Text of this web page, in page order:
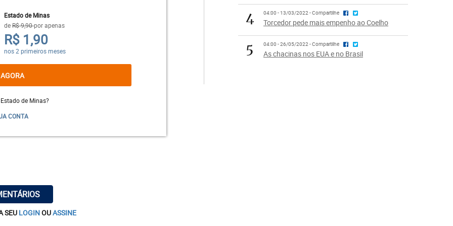
do novo coronavírus. Essa é a
agem pelas costas contra o povo
social, sem nenhuma chance
familiares com essa trágica notícia.
povo brasileiro pelas mãos dos
o povo em primeiro lugar."
Estado de Minas
deR$ 9,90por apenas
R$ 1,90
nos 2 primeiros meses
de Minas?
CONTA
SEU LOGINOUASSINE
4 04:00 - 13/03/2022 - Compartilhe
Torcedor pede mais empenho ao Coelho
5 04:00 - 26/05/2022 - Compartilhe
As chacinas nos EUA e no Brasil